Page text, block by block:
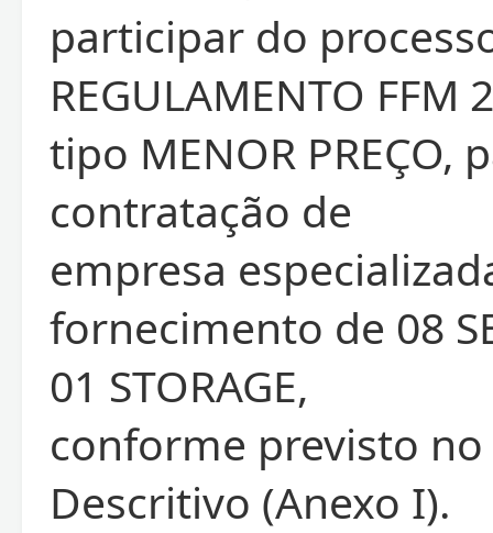
participar do
REGULAMENTO FFM
tipo MENOR PREÇO,
contratação de
empresa
fornecimento de 08
01 STORAGE,
conforme previsto
Descritivo (Anexo I).